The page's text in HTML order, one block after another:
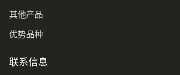
其他产品
优势品种
联系信息